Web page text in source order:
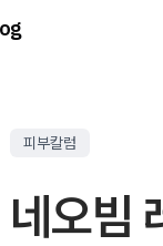
피부칼럼
네오빔